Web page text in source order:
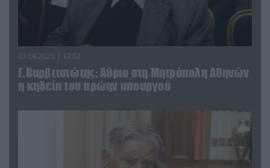
03.08.2026 | 12:02
Γ.Βαρβιτσιώτης: Aύριο στη Μητρόπολη Αθηνών
η κηδεία του πρώην υπουργού